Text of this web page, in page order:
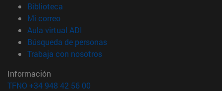
Biblioteca
Mi correo(abre en nueva ventana)
Aula virtual ADI
Búsqueda de personas(abre en nueva ventana)
Trabaja con nosotros(abre en nueva ventana)
Información
TFNO +34 948 42 56 00